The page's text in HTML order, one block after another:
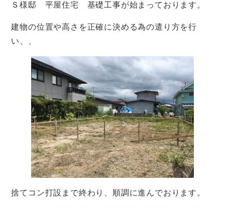
Ｓ様邸 平屋住宅 基礎工事が始まっております。
建物の位置や高さを正確に決める為の遣り方を行
い、、
捨てコン打設まで終わり、順調に進んでおります。